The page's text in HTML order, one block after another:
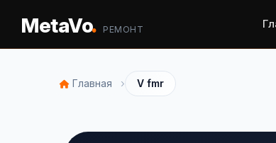
MetaVo. РЕМОНТ
Главная › V fmr